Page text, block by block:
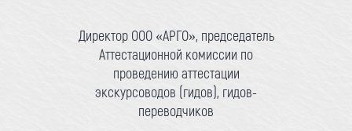
Директор ООО «АРГО», председатель
Аттестационной комиссии по
проведению аттестации
экскурсоводов (гидов), гидов-
переводчиков